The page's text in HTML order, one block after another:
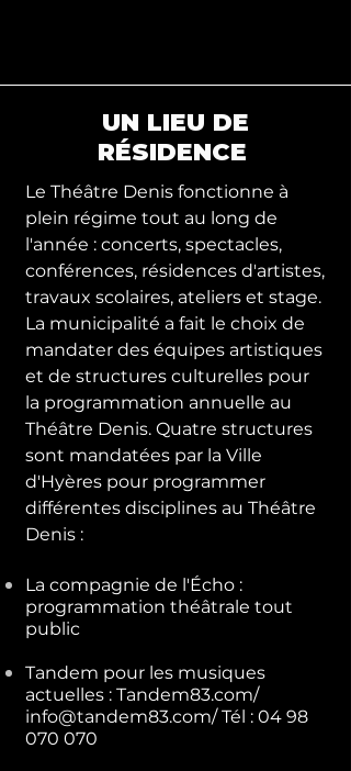
UN LIEU DE
RÉSIDENCE
Le Théâtre Denis fonctionne à
plein régime tout au long de
l'année : concerts, spectacles,
conférences, résidences d'artistes,
travaux scolaires, ateliers et stage.
La municipalité a fait le choix de
mandater des équipes artistiques
et de structures culturelles pour
la programmation annuelle au
Théâtre Denis. Quatre structures
sont mandatées par la Ville
d'Hyères pour programmer
différentes disciplines au Théâtre
Denis :
La compagnie de l'Écho :
programmation théâtrale tout
public
Tandem pour les musiques
actuelles : Tandem83.com/
info@tandem83.com/ Tél : 04 98
070 070